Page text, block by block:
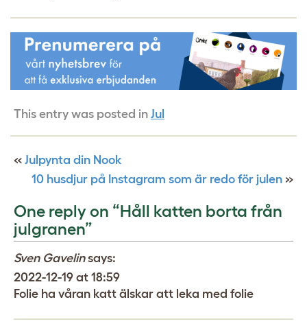
This entry was posted in Jul
« Julpynta din Nook
10 husdjur på Instagram som är redo för julen »
One reply on “Håll katten borta från
julgranen”
Sven Gavelin says:
2022-12-19 at 18:59
Folie ha våran katt älskar att leka med folie